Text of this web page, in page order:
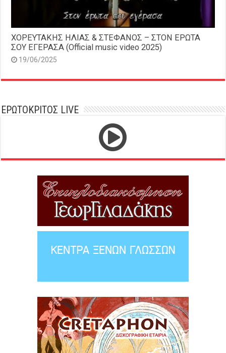
ΧΟΡΕΥΤΑΚΗΣ ΗΛΙΑΣ & ΣΤΕΦΑΝΟΣ – ΣΤΟΝ ΕΡΩΤΑ
ΣΟΥ ΕΓΕΡΑΣΑ (Official music video 2025)
19/06/2025
ΕΡΩΤΟΚΡΙΤΟΣ LIVE